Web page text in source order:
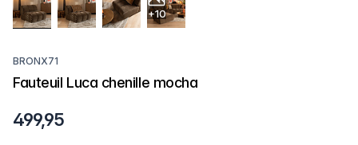
+10
BRONX71
Fauteuil Luca chenille mocha
499,95